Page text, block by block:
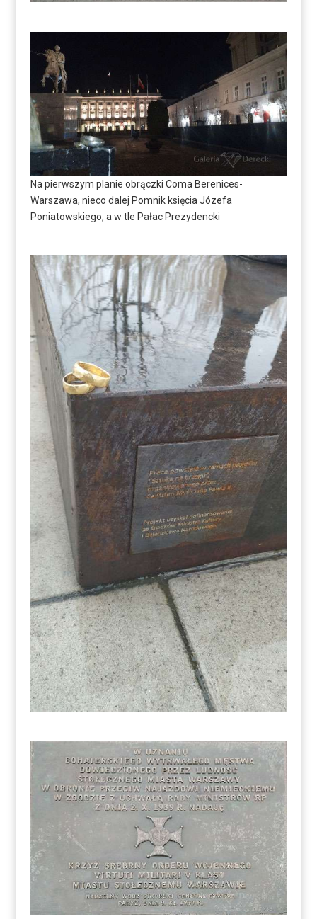
Na pierwszym planie obrączki Coma Berenices-
Warszawa, nieco dalej Pomnik księcia Józefa
Poniatowskiego, a w tle Pałac Prezydencki